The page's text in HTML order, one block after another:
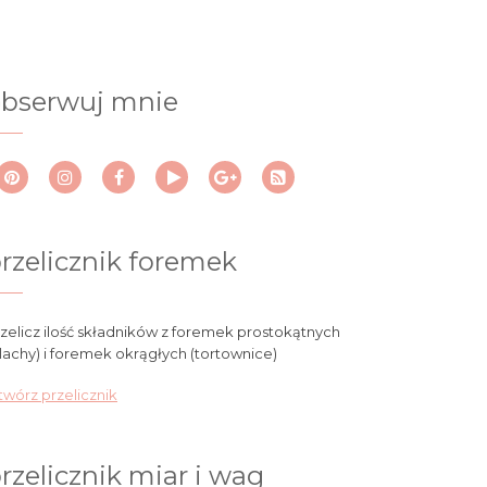
mnie
foremek
ilość składników z foremek prostokątnych
i foremek okrągłych (tortownice)
przelicznik
miar i wag